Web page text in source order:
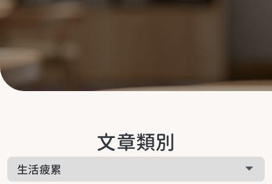
知識文章推薦
關於課程相關
文章類別